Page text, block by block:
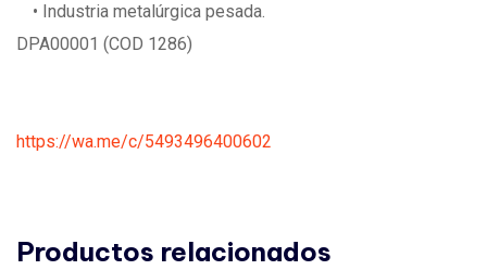
• Industria metalúrgica pesada.
DPA00001 (COD 1286)
https://wa.me/c/5493496400602
Productos relacionados